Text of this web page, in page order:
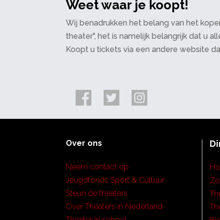
Weet waar je koopt!
Wij benadrukken het belang van het
theater", het is namelijk belangrijk dat u
Koopt u tickets via een andere website
Over ons
Neem contact op
Jeugdfonds Sport & Cultuur
Steun de theaters
Over Theaters in Nederland